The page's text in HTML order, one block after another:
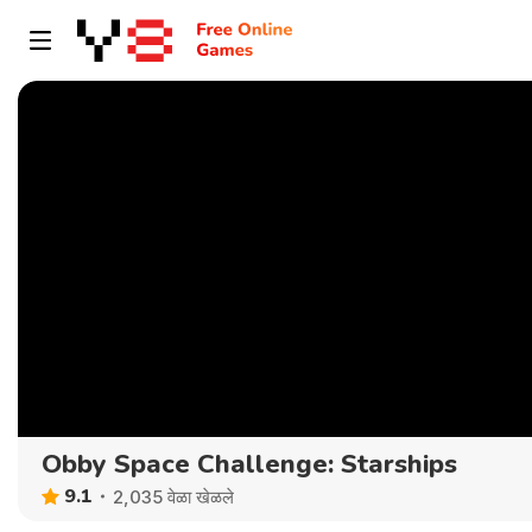
Obby Space Challenge: Starships
9.1 2,035 वेळा खेळले